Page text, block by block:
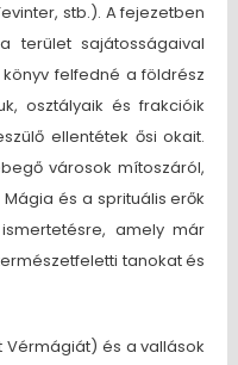
stb.). A fejezetben
terület sajátosságaival
felfedné a földrész
osztályaik és frakcióik
ellentétek ősi okait.
városok mítoszáról,
és a sprituális erők
amely már
tanokat és
Vérmágiát) és a vallások